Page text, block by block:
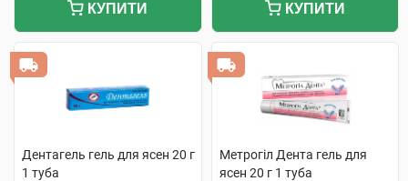
КУПИТИ КУПИТИ
Дентагель гель для ясен 20 г
1 туба
Метрогіл Дента гель для
ясен 20 г 1 туба